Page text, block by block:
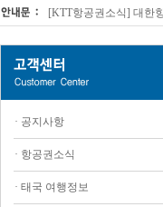
[KTT항공권소식] 대한
· 공지사항
· 항공권소식
· 태국 여행정보